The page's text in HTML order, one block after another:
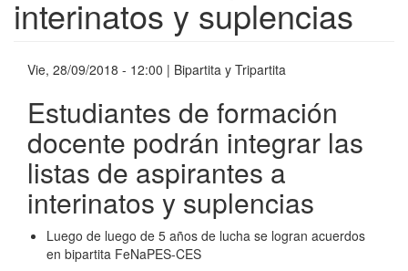
interinatos y suplencias
Vie, 28/09/2018 - 12:00 | Bipartita y Tripartita
Estudiantes de formación
docente podrán integrar las
listas de aspirantes a
interinatos y suplencias
Luego de luego de 5 años de lucha se logran acuerdos
en bipartita FeNaPES-CES